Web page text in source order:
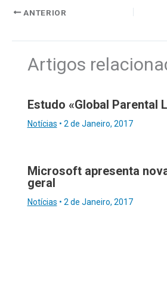
ANTERIOR
Artigos
Estudo «Global Parental
Notícias • 2 de Janeiro, 2017
Microsoft apresenta
geral
Notícias • 2 de Janeiro, 2017